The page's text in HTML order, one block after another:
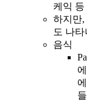
케익
하지만,
도 나
음식